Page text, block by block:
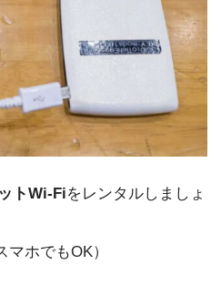
トWi-Fiをレンタルしましょ
マホでもOK）